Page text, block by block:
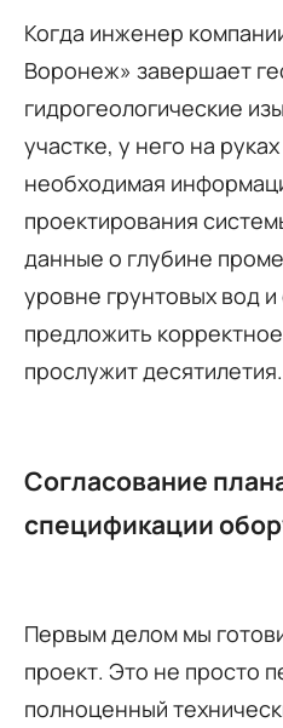
Когда инженер
Воронеж» завершает
гидрогеологические
участке, у него на
необходимая
проектирования
данные о глубине
уровне грунтовых вод
предложить
прослужит десятилетия.
Согласование
спецификации
Первым делом мы
проект. Это не просто
полноценный